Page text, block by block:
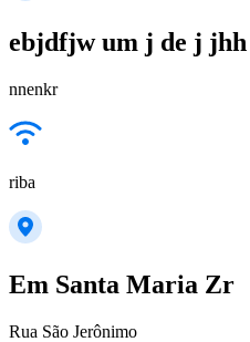
ebjdfjw um j de j jhh
nnenkr
riba
Em Santa Maria Zr
Rua São Jerônimo